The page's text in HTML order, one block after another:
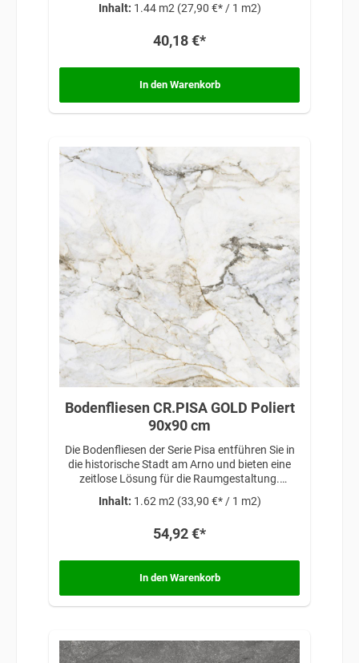
architektonischer Schönheit, verleihen diese
Atmosphäre, die auf traditionellem Design und
Inhalt: 1.44 m2 (27,90 €* / 1 m2)
40,18 €*
In den Warenkorb
Bodenfliesen CR.PISA GOLD Poliert
90x90 cm
Die Bodenfliesen der Serie Pisa entführen Sie in
die historische Stadt am Arno und bieten eine
zeitlose Lösung für die Raumgestaltung.
Inspiriert von klassischer Eleganz und
architektonischer Schönheit, verleihen diese
Atmosphäre, die auf traditionellem Design und
Inhalt: 1.62 m2 (33,90 €* / 1 m2)
54,92 €*
In den Warenkorb